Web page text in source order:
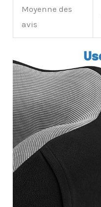
Moyenne des
avis